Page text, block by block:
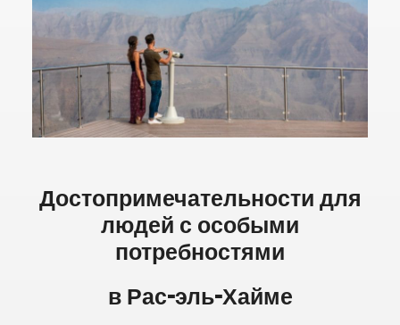
Достопримечательности для
людей с особыми
потребностями
в Рас-эль-Хайме